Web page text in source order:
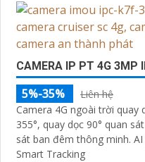
CAMERA IP PT 4G 3MP
5%-35%
Liên hệ
Camera 4G ngoài trời quay
355°, quay dọc 90° quan
sát ban đêm thông minh.
Smart Tracking